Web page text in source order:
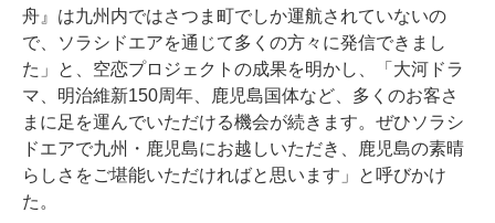
舟』は九州内ではさつま町でしか運航されていないの
で、ソラシドエアを通じて多くの方々に発信できまし
た」と、空恋プロジェクトの成果を明かし、「大河ドラ
マ、明治維新150周年、鹿児島国体など、多くのお客さ
まに足を運んでいただける機会が続きます。ぜひソラシ
ドエアで九州・鹿児島にお越しいただき、鹿児島の素晴
らしさをご堪能いただければと思います」と呼びかけ
た。